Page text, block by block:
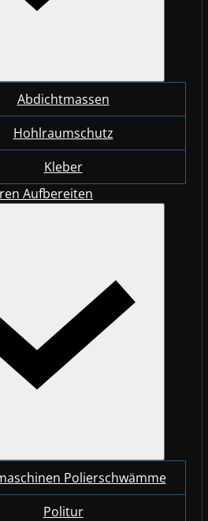
Abdichtmassen
Hohlraumschutz
Kleber
Aufbereiten
Polierschwämme
Politur